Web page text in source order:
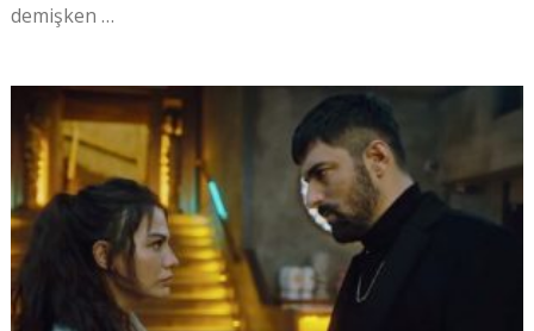
demişken …